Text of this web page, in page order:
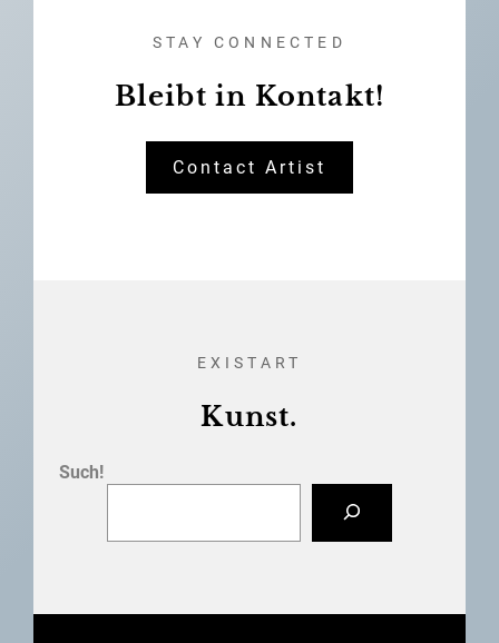
STAY CONNECTED
Bleibt in Kontakt!
Contact Artist
EXISTART
Kunst.
Such!